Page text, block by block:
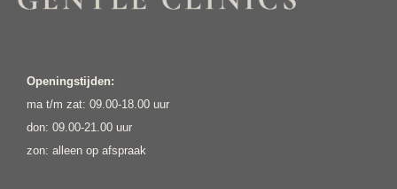
Openingstijden:
ma t/m zat: 09.00-18.00 uur
don: 09.00-21.00 uur
zon: alleen op afspraak